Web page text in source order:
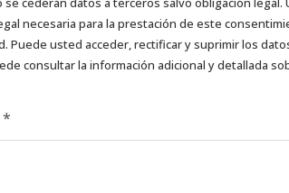
necesaria para la prestación de este
Puede usted acceder, rectificar y suprimir los
consultar la información adicional y detallada
*